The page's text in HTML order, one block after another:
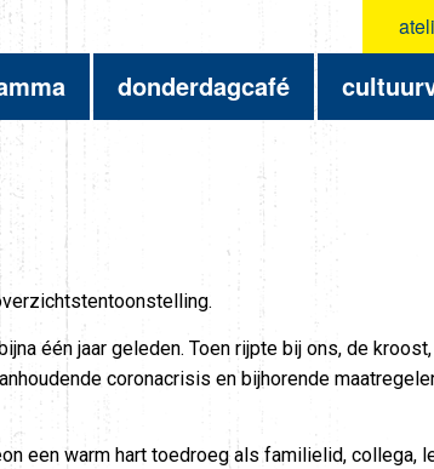
donderdagcafé
één jaar geleden. Toen rijpte bij ons, de
coronacrisis en bijhorende
een warm hart toedroeg als familielid, collega,